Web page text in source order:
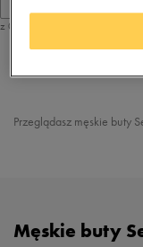
z 0
Przeglądasz męskie buty
Męskie buty